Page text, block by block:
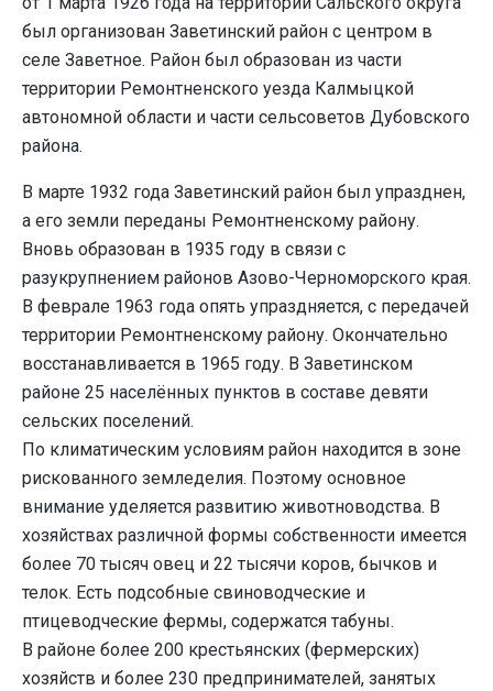
был организован Заветинский район с центром в
селе Заветное. Район был образован из части
территории Ремонтненского уезда Калмыцкой
автономной области и части сельсоветов Дубовского
района.
В марте 1932 года Заветинский район был упразднен,
а его земли переданы Ремонтненскому району.
Вновь образован в 1935 году в связи с
разукрупнением районов Азово-Черноморского края.
В феврале 1963 года опять упраздняется, с передачей
территории Ремонтненскому району. Окончательно
восстанавливается в 1965 году. В Заветинском
районе 25 населённых пунктов в составе девяти
сельских поселений.
По климатическим условиям район находится в зоне
рискованного земледелия. Поэтому основное
внимание уделяется развитию животноводства. В
хозяйствах различной формы собственности имеется
более 70 тысяч овец и 22 тысячи коров, бычков и
телок. Есть подсобные свиноводческие и
птицеводческие фермы, содержатся табуны.
В районе более 200 крестьянских (фермерских)
хозяйств и более 230 предпринимателей, занятых